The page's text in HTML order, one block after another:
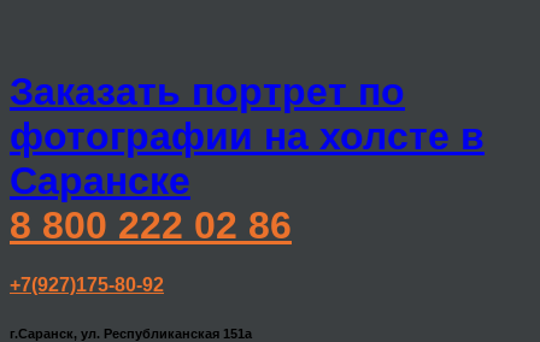
Заказать портрет по
фотографии на холсте в
Саранске
8 800 222 02 86
+7(927)175-80-92
г.Саранск, ул. Республиканская 151а